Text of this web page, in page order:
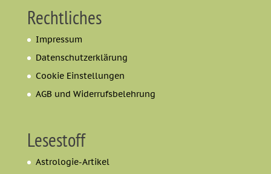
Rechtliches
Impressum
Datenschutzerklärung
Cookie Einstellungen
AGB und Widerrufsbelehrung
Lesestoff
Astrologie-Artikel